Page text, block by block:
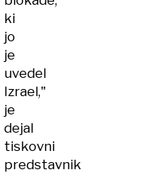
ki
jo
je
uvedel
Izrael,"
je
dejal
tiskovni
predstavnik